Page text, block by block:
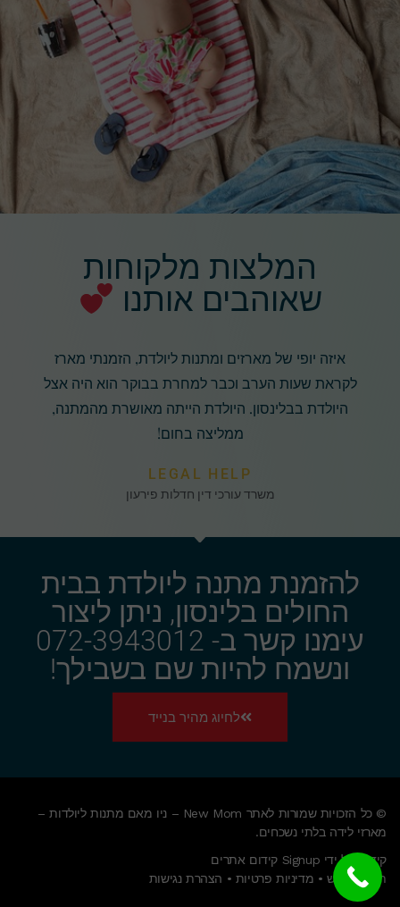
המלצות מלקוחות
שאוהבים אותנו
איזה יופי של מארזים ומתנות ליולדת, הזמנתי מארז
לקראת שעות הערב וכבר למחרת בבוקר הוא היה אצל
היולדת בבלינסון. היולדת הייתה מאושרת מהמתנה,
ממליצה בחום!
LEGAL HELP
משרד עורכי דין חדלות פירעון
להזמנת מתנה ליולדת בבית
החולים בלינסון, ניתן ליצור
עימנו קשר ב- 072-3943012
ונשמח להיות שם בשבילך!
לחיוג מהיר בנייד
© כל הזכויות שמורות לאתר New Mom – ניו מאם מתנות ליולדות –
מארזי לידה בלתי נשכחים.
קידום על ידי Signup קידום אתרים
תנאי שימוש • מדיניות פרטיות • הצהרת נגישות